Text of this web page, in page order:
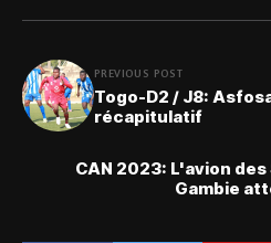
PREVIOUS POST
Togo-D2 / J8:
récapitulatif
CAN 2023: L'avion
Gambie